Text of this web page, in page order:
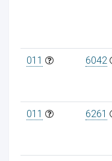
011 6042
011 6261